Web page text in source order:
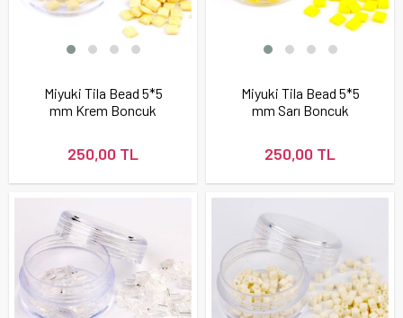
Miyuki Tila Bead 5*5
mm Krem Boncuk
250,00 TL
Miyuki Tila Bead 5*5
mm Sarı Boncuk
250,00 TL